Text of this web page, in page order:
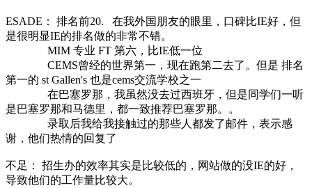
ESADE： 排名前20. 在我外国朋友的眼里，口碑比IE好，但
是很明显IE的排名做的非常不错。
MIM 专业 FT 第六，比IE低一位
CEMS曾经的世界第一，现在跑第二去了。但是 排名
第一的 st Gallen's 也是cems交流学校之一
在巴塞罗那，我虽然没去过西班牙，但是同学们一听
是巴塞罗那和马德里，都一致推荐巴塞罗那。。
录取后我给我接触过的那些人都发了邮件，表示感
谢，他们热情的回复了
不足： 招生办的效率其实是比较低的，网站做的没IE的好，
导致他们的工作量比较大。